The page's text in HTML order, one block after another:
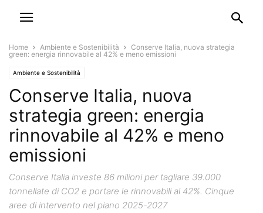
Home Ambiente e Sostenibilità
Conserve Italia, nuova strategia
green: energia rinnovabile al 42% e meno emissioni
Ambiente e Sostenibilità
Conserve Italia, nuova
strategia green: energia
rinnovabile al 42% e meno
emissioni
Conserve Italia investe 86 milioni per tagliare 39.000
tonnellate di CO2 e portare le rinnovabili al 42%. Cinque
aree di intervento nel piano 2025-2027